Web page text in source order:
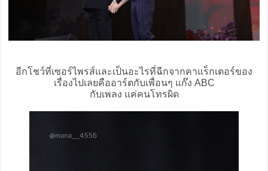
อีกโชว์ที่เซอร์ไพรส์และเป็นอะไรที่ฉีกจากคาแร็กเตอร์ของ
เรื่องไปเลยคืออาร์ตกับเพื่อนๆ แก๊ง ABC
กับเพลง แค่คนโทรผิด